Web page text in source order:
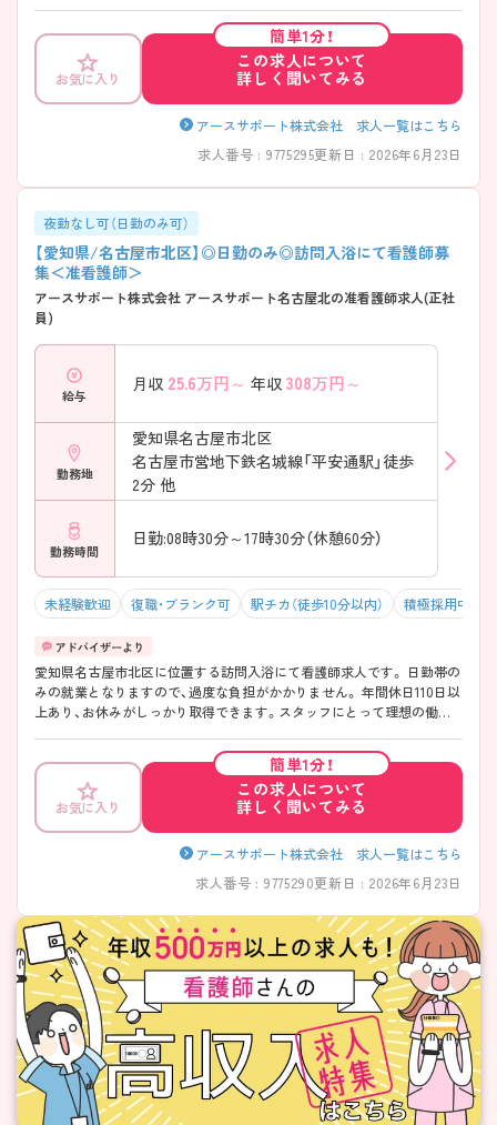
お気に入り
簡単1分！
この求人について
詳しく聞いてみる
アースサポート株式会社 求人一覧はこちら
求人番号 : 9775295更新日 : 2026年6月23日
夜勤なし可（日勤のみ可）
【愛知県/名古屋市北区】◎日勤のみ◎訪問入浴にて看護師募
集＜准看護師＞
アースサポート株式会社 アースサポート名古屋北の准看護師求人(正社
員)
給与
月収 25.6万円～ 年収 308万円～
勤務地
愛知県名古屋市北区
名古屋市営地下鉄名城線「平安通駅」徒歩
2分 他
勤務時間
日勤:08時30分～17時30分（休憩60分）
未経験歓迎 復職・ブランク可 駅チカ（徒歩10分以内） 積極採用中
愛知県名古屋市北区に位置する訪問入浴にて看護師求人です。 日勤帯の
みの就業となりますので、過度な負担がかかりません。 年間休日110日以
上あり、お休みがしっかり取得できます。スタッフにとって理想の働き
ポイントをお伝えしますのでお気軽にお問い合わせくださいませ。
お気に入り
簡単1分！
この求人について
詳しく聞いてみる
アースサポート株式会社 求人一覧はこちら
求人番号 : 9775290更新日 : 2026年6月23日